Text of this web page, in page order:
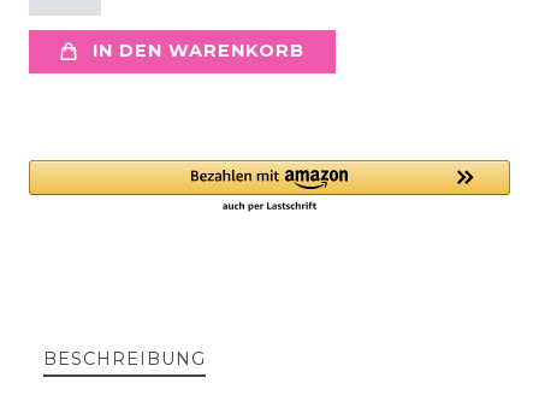
IN DEN WARENKORB
BESCHREIBUNG